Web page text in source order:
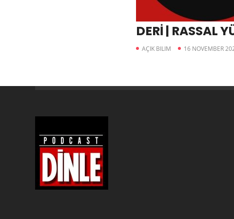
DERİ | RASSAL
AÇIK BILIM 16 NOVEMBER